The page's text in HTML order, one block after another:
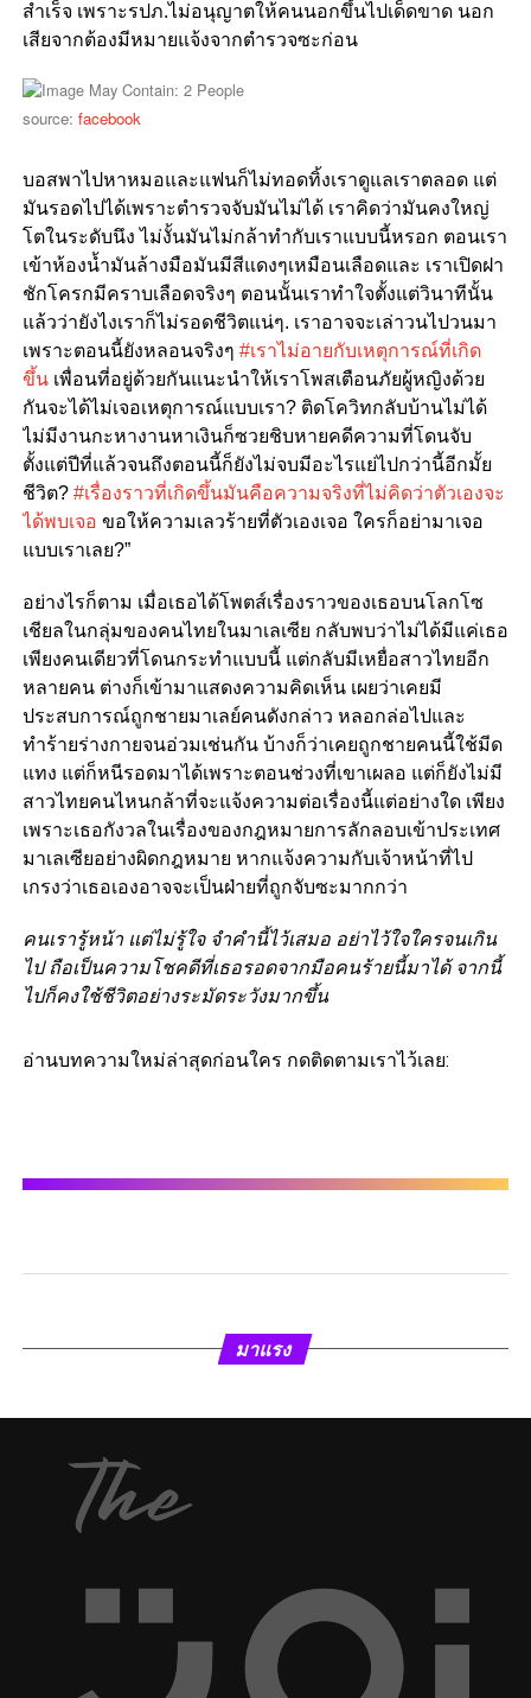
สำเร็จ เพราะรปภ.ไม่อนุญาตให้คนนอกขึ้นไปเด็ดขาด นอก
เสียจากต้องมีหมายแจ้งจากตำรวจซะก่อน
source: facebook
บอสพาไปหาหมอและแฟนก็ไม่ทอดทิ้งเราดูแลเราตลอด แต่
มันรอดไปได้เพราะตำรวจจับมันไม่ได้ เราคิดว่ามันคงใหญ่
โตในระดับนึง ไม่งั้นมันไม่กล้าทำกับเราแบบนี้หรอก ตอนเรา
เข้าห้องน้ำมันล้างมือมันมีสีแดงๆเหมือนเลือดและ เราเปิดฝา
ชักโครกมีคราบเลือดจริงๆ ตอนนั้นเราทำใจตั้งแต่วินาทีนั้น
แล้วว่ายังไงเราก็ไม่รอดชีวิตแน่ๆ. เราอาจจะเล่าวนไปวนมา
เพราะตอนนี้ยังหลอนจริงๆ #เราไม่อายกับเหตุการณ์ที่เกิด
ขึ้นเพื่อนที่อยู่ด้วยกันแนะนำให้เราโพสเตือนภัยผู้หญิงด้วย
กันจะได้ไม่เจอเหตุการณ์แบบเรา?ติดโควิทกลับบ้านไม่ได้
ไม่มีงานกะหางานหาเงินก็ซวยชิบหายคดีความที่โดนจับ
ตั้งแต่ปีที่แล้วจนถึงตอนนี้ก็ยังไม่จบมีอะไรแย่ไปกว่านี้อีกมั้ย
ชีวิต? #เรื่องราวที่เกิดขึ้นมันคือความจริงที่ไม่คิดว่าตัวเองจะ
ได้พบเจอ ขอให้ความเลวร้ายที่ตัวเองเจอ ใครก็อย่ามาเจอ
แบบเราเลย?”
อย่างไรก็ตาม เมื่อเธอได้โพตส์เรื่องราวของเธอบนโลกโซ
เชียลในกลุ่มของคนไทยในมาเลเซีย กลับพบว่าไม่ได้มีแค่เธอ
เพียงคนเดียวที่โดนกระทำแบบนี้ แต่กลับมีเหยื่อสาวไทยอีก
หลายคน ต่างก็เข้ามาแสดงความคิดเห็น เผยว่าเคยมี
ประสบการณ์ถูกชายมาเลย์คนดังกล่าว หลอกล่อไปและ
ทำร้ายร่างกายจนอ่วมเช่นกัน บ้างก็ว่าเคยถูกชายคนนี้ใช้มีด
แทง แต่ก็หนีรอดมาได้เพราะตอนช่วงที่เขาเผลอ แต่ก็ยังไม่มี
สาวไทยคนไหนกล้าที่จะแจ้งความต่อเรื่องนี้แต่อย่างใด เพียง
เพราะเธอกังวลในเรื่องของกฎหมายการลักลอบเข้าประเทศ
มาเลเซียอย่างผิดกฎหมาย หากแจ้งความกับเจ้าหน้าที่ไป
เกรงว่าเธอเองอาจจะเป็นฝ่ายที่ถูกจับซะมากกว่า
คนเรารู้หน้า แต่ไม่รู้ใจ จำคำนี้ไว้เสมอ อย่าไว้ใจใครจนเกิน
ไป ถือเป็นความโชคดีที่เธอรอดจากมือคนร้ายนี้มาได้ จากนี้
ไปก็คงใช้ชีวิตอย่างระมัดระวังมากขึ้น
อ่านบทความใหม่ล่าสุดก่อนใคร กดติดตามเราไว้เลย:
มาแรง